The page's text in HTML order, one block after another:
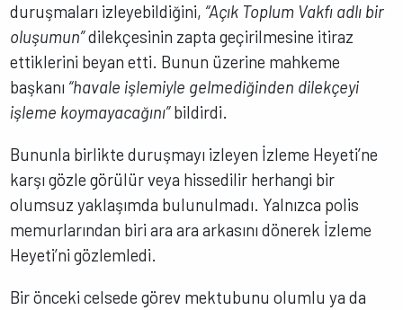
duruşmaları izleyebildiğini, “Açık Toplum Vakfı adlı bir
oluşumun”dilekçesinin zapta geçirilmesine itiraz
ettiklerini beyan etti. Bunun üzerine mahkeme
başkanı “havale işlemiyle gelmediğinden dilekçeyi
işleme koymayacağını”bildirdi.
Bununla birlikte duruşmayı izleyen İzleme Heyeti’ne
karşı gözle görülür veya hissedilir herhangi bir
olumsuz yaklaşımda bulunulmadı. Yalnızca polis
memurlarından biri ara ara arkasını dönerek İzleme
Heyeti’ni gözlemledi.
Bir önceki celsede görev mektubunu olumlu ya da